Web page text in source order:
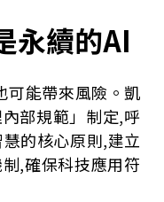
永續的AI
可能帶來風險。凱
部規範」制定,呼
的核心原則,建立
,確保科技應用符